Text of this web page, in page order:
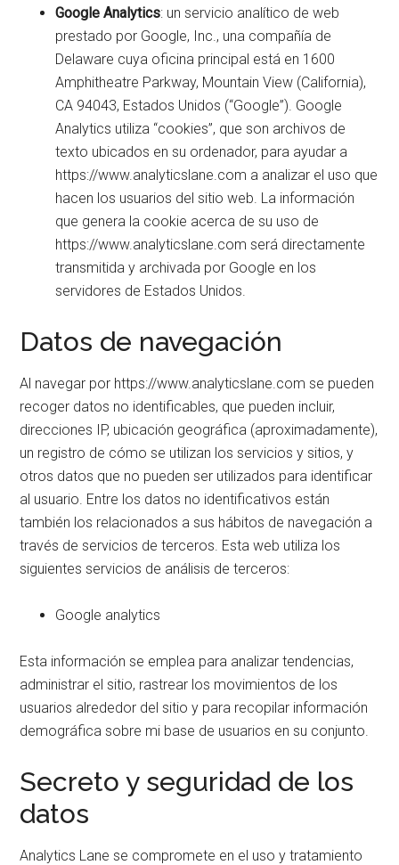
Google Analytics: un servicio analítico de web
prestado por Google, Inc., una compañía de
Delaware cuya oficina principal está en 1600
Amphitheatre Parkway, Mountain View (California),
CA 94043, Estados Unidos (“Google”). Google
Analytics utiliza “cookies”, que son archivos de
texto ubicados en su ordenador, para ayudar a
https://www.analyticslane.com a analizar el uso que
hacen los usuarios del sitio web. La información
que genera la cookie acerca de su uso de
https://www.analyticslane.com será directamente
transmitida y archivada por Google en los
servidores de Estados Unidos.
Datos de navegación
Al navegar por https://www.analyticslane.com se pueden
recoger datos no identificables, que pueden incluir,
direcciones IP, ubicación geográfica (aproximadamente),
un registro de cómo se utilizan los servicios y sitios, y
otros datos que no pueden ser utilizados para identificar
al usuario. Entre los datos no identificativos están
también los relacionados a sus hábitos de navegación a
través de servicios de terceros. Esta web utiliza los
siguientes servicios de análisis de terceros:
Google analytics
Esta información se emplea para analizar tendencias,
administrar el sitio, rastrear los movimientos de los
usuarios alrededor del sitio y para recopilar información
demográfica sobre mi base de usuarios en su conjunto.
Secreto y seguridad de los
datos
Analytics Lane se compromete en el uso y tratamiento